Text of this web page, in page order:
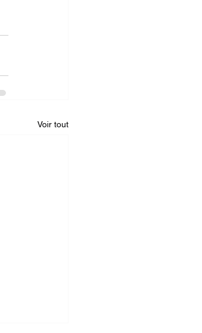
Voir tout